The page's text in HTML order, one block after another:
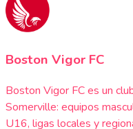
Boston Vigor FC
Boston Vigor FC es un
Somerville: equipos
U16, ligas locales y